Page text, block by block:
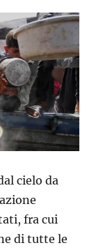
cielo da
fra cui
di tutte le